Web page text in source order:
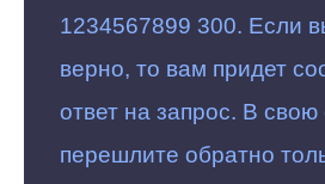
1234567899 300. Если
верно, то вам придет
ответ на запрос. В свою
перешлите обратно